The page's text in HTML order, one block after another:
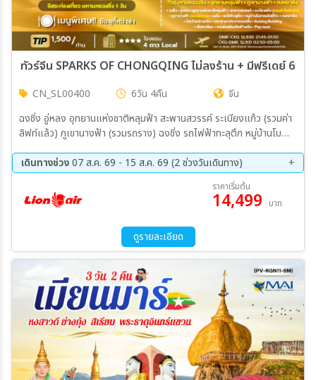
ทัวร์จีน SPARKS OF CHONGQING ไม่ลงร้าน + มีฟรีเดย์ 6วัน
CN_SL00400 6วัน 4คืน
จีน
ฉงชิ่ง อู่หลง อุทยานแห่งชาติหลุมฟ้า สะพานสวรรค์ ระเบียงแก้ว (รวมค่า
ลิฟท์แล้ว) ภูเขานางฟ้า (รวมรถราง) ฉงชิ่ง รถไฟฟ้าทะลุตึก หมู่บ้านโบ
Kuixing Building ตึกตะเกียบ ถนนคนเดินเจี่ยฟางเป่ย Pop mart
เดินทางช่วง07 ส.ค. 69 - 15 ส.ค. 69 (2 ช่วงวันเดินทาง)
10 ส.ค. 69 - 15 ส.ค. 69
ราคาเริ่มต้น
14,499 บาท
ดูรายละเอียด